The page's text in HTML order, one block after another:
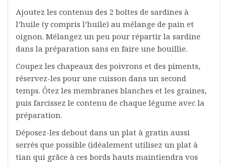
Ajoutez les contenus des 2 boîtes de sardines à
l’huile (y compris l’huile) au mélange de pain et
oignon. Mélangez un peu pour répartir la sardine
dans la préparation sans en faire une bouillie.
Coupez les chapeaux des poivrons et des piments,
réservez-les pour une cuisson dans un second
temps. Ôtez les membranes blanches et les graines,
puis farcissez le contenu de chaque légume avec la
préparation.
Déposez-les debout dans un plat à gratin aussi
serrés que possible (idéalement utilisez un plat à
tian qui grâce à ces bords hauts maintiendra vos